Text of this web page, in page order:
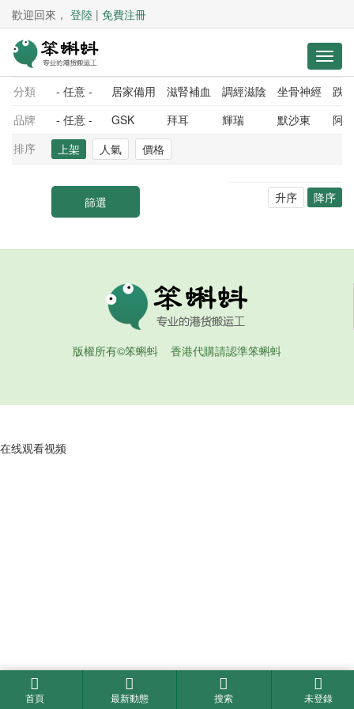
歡迎回來， 登陸 | 免費注冊
分類 - 任意 - 居家備用 滋腎補血 調經滋陰 坐骨神經
跌
品牌
- 任意 - GSK 拜耳 輝瑞 默沙東
阿
排序
上架 人氣 價格
升序 降序
版權所有©笨蝌蚪 香港代購請認準笨蝌蚪
首頁 最新動態 搜索 未登錄
在线观看视频